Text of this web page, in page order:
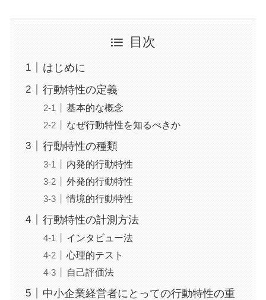
目次
はじめに
行動特性の定義
基本的な概念
なぜ行動特性を知るべきか
行動特性の種類
内発的行動特性
外発的行動特性
情境的行動特性
行動特性の計測方法
インタビュー法
心理的テスト
自己評価法
中小企業経営者にとっての行動特性の重